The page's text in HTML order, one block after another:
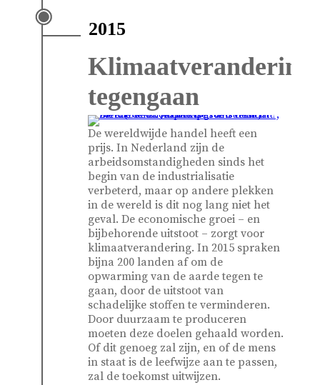
2015
Klimaatverandering
tegengaan
De wereldwijde handel heeft een
prijs. In Nederland zijn de
arbeidsomstandigheden sinds het
begin van de industrialisatie
verbeterd, maar op andere plekken
in de wereld is dit nog lang niet het
geval. De economische groei – en
bijbehorende uitstoot – zorgt voor
klimaatverandering. In 2015 spraken
bijna 200 landen af om de
opwarming van de aarde tegen te
gaan, door de uitstoot van
schadelijke stoffen te verminderen.
Door duurzaam te produceren
moeten deze doelen gehaald worden.
Of dit genoeg zal zijn, en of de mens
in staat is de leefwijze aan te passen,
zal de toekomst uitwijzen.